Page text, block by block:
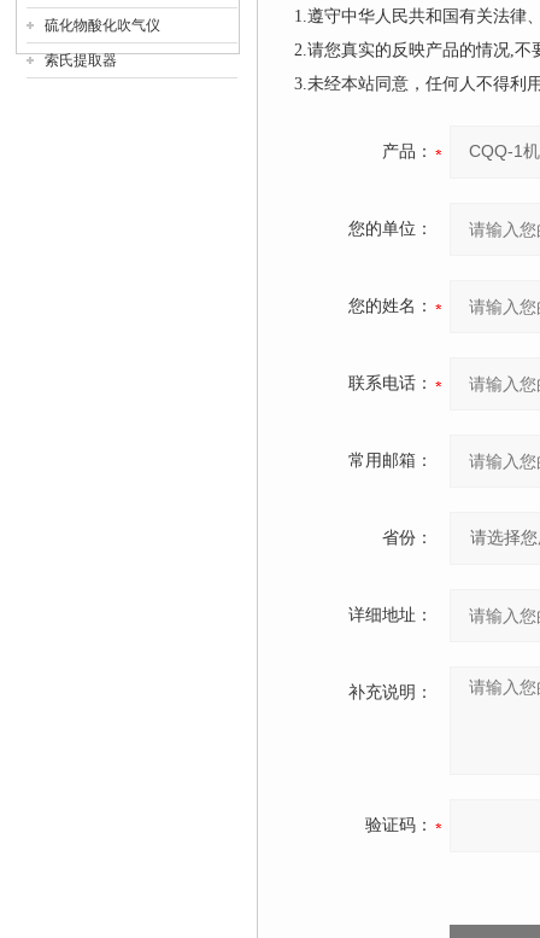
硫化物酸化吹气仪
索氏提取器
1.遵守中华人民共和国有关法律
2.请您真实的反映产品的情况,
3.未经本站同意，任何人不得利
产品：
您的单位：
您的姓名：
联系电话：
常用邮箱：
省份：
详细地址：
补充说明：
验证码：